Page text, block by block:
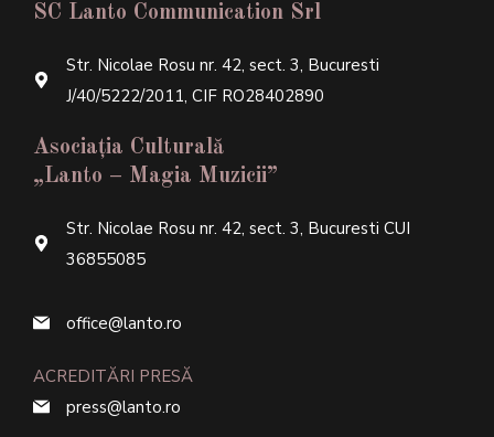
SC Lanto Communication Srl
Str. Nicolae Rosu nr. 42, sect. 3, Bucuresti
J/40/5222/2011, CIF RO28402890
Asociația Culturală
„Lanto – Magia Muzicii”
Str. Nicolae Rosu nr. 42, sect. 3, Bucuresti CUI
36855085
office@lanto.ro
ACREDITĂRI PRESĂ
press@lanto.ro